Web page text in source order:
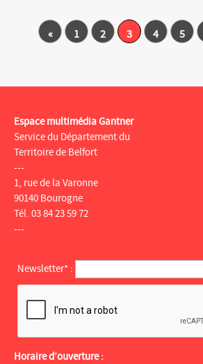
« 1 2 3 4 5
Espace multimédia Gantner
Service du Département du
Territoire de Belfort
---
1, rue de la Varonne
90140 Bourogne
Tél. 03 84 23 59 72
---
Newsletter* :
Horaire d’ouverture :